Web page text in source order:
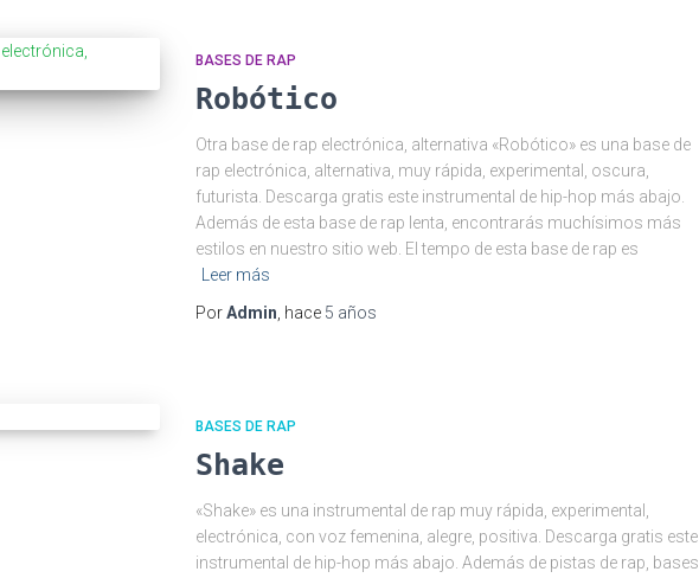
BASES DE RAP
Robótico
Otra base de rap electrónica, alternativa «Robótico» es una base de
rap electrónica, alternativa, muy rápida, experimental, oscura,
futurista. Descarga gratis este instrumental de hip-hop más abajo.
Además de esta base de rap lenta, encontrarás muchísimos más
estilos en nuestro sitio web. El tempo de esta base de rap es
Leer más
PorAdmin , hace 5 años
BASES DE RAP
Shake
«Shake» es una instrumental de rap muy rápida, experimental,
electrónica, con voz femenina, alegre, positiva. Descarga gratis este
instrumental de hip-hop más abajo. Además de pistas de rap, bases